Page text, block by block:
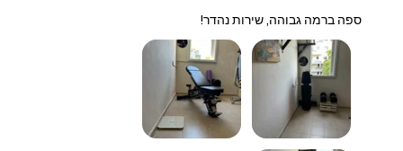
ספה ברמה גבוהה, שירות נהדר!